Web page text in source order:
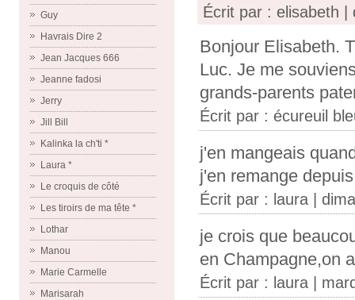
Guy
Havrais Dire 2
Jean Jacques 666
Jeanne fadosi
Jerry
Jill Bill
Kalinka la ch'ti *
Laura *
Le croquis de côté
Les tiroirs de ma tête *
Lothar
Manou
Marie Carmelle
Marisarah
Écrit par : elisabeth |
Bonjour Elisabeth.
Luc. Je me
grands-parents
Écrit par : écureuil
j'en mangeais
j'en remange
Écrit par : laura |
je crois que
en Champagne,on
Écrit par : laura |